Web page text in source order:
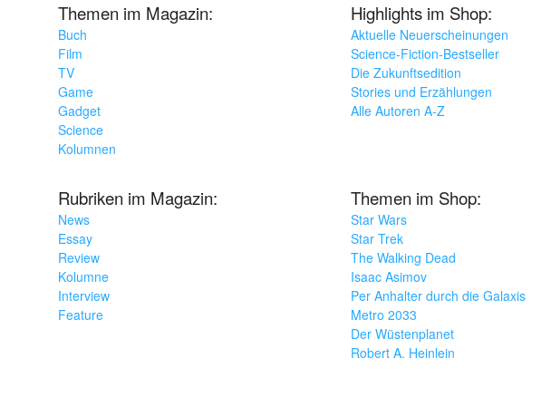
Themen im Magazin:
Buch
Film
TV
Game
Gadget
Science
Kolumnen
Highlights im Shop:
Aktuelle Neuerscheinungen
Science-Fiction-Bestseller
Die Zukunftsedition
Stories und Erzählungen
Alle Autoren A-Z
Rubriken im Magazin:
News
Essay
Review
Kolumne
Interview
Feature
Themen im Shop:
Star Wars
Star Trek
The Walking Dead
Isaac Asimov
Per Anhalter durch die Galaxis
Metro 2033
Der Wüstenplanet
Robert A. Heinlein